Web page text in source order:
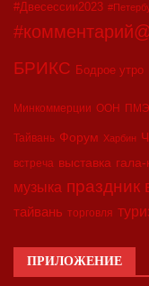
#Двесессии2023
БРИКС Бодрое утро
Минкоммерции ООН
Тайвань Форум Харбин
встреча выставка
музыка праздник
тайвань торговля
ПРИЛОЖЕНИЕ